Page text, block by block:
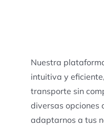
Nuestra
intuitiva y
transporte sin
diversas opciones
adaptarnos a tus